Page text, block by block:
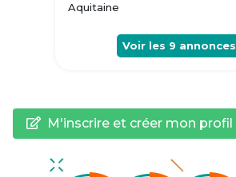
Aquitaine
Voir les 9 annonces
M'inscrire et créer mon profil